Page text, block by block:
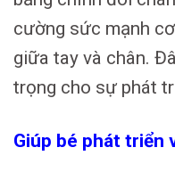
cường sức mạnh
giữa tay và chân.
trọng cho sự phát
Giúp bé phát triển